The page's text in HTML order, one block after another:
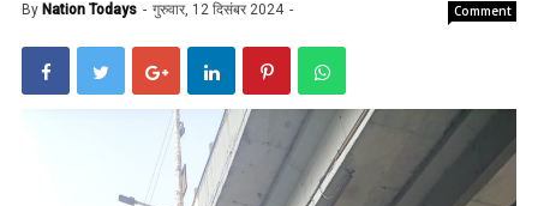
By Nation Todays गुरुवार, 12 दिसंबर 2024 Comment